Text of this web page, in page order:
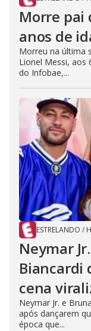
Morre pai
anos de
Morreu na última
Lionel Messi, aos
do Infobae,...
ESTRELANDO /
Neymar
Biancardi
cena
Neymar Jr. e
após dançarem
época que...